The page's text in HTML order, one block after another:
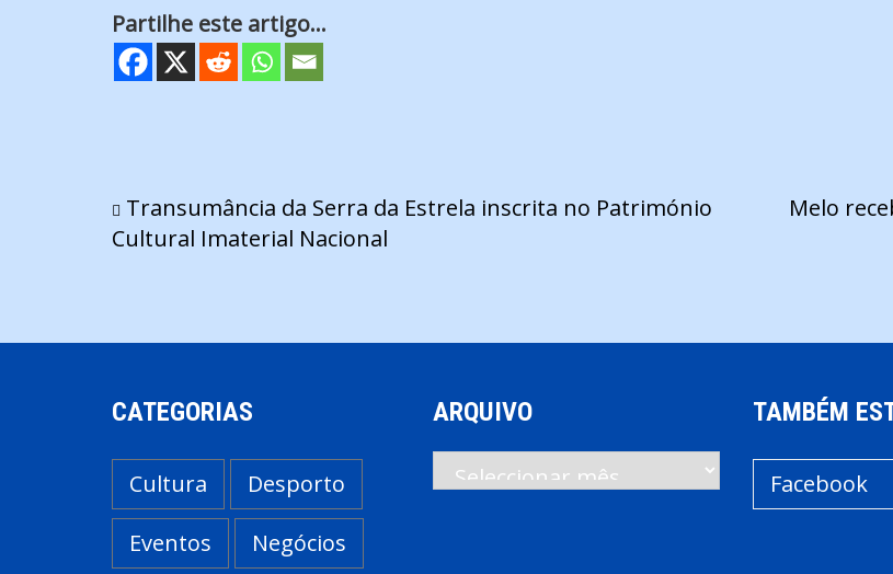
Partilhe este artigo...
Navegação
de
Transumância da Serra da Estrela inscrita no Património
Cultural Imaterial Nacional
Melo
CATEGORIAS
Cultura
Desporto
Eventos
Negócios
ARQUIVO
Arquivo
TAMBÉM
Facebook